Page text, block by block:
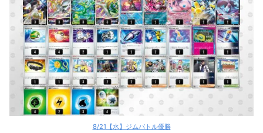
ドラパルトex
ドラパルトex
ドラパルトex
タケルライコex
タケルライコex
タケルライコex8/21【水】ジムバトル優勝